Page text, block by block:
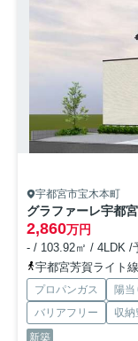
宇都宮市宝木本町
グラファーレ宇都
2,860万円
- / 103.92㎡ / 4LDK /
宇都宮芳賀ライト
プロパンガス 陽当
バリアフリー
収納
新築